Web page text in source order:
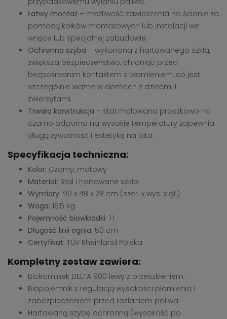
Łatwy montaż – możliwość zawieszenia na ścianie za
pomocą kołków montażowych lub instalacji we
wnęce lub specjalnej zabudowie.
Ochronna szyba – wykonana z hartowanego szkła,
zwiększa bezpieczeństwo, chroniąc przed
bezpośrednim kontaktem z płomieniem, co jest
szczególnie ważne w domach z dziećmi i
zwierzętami.
Trwała konstrukcja – stal malowana proszkowo na
czarno odporna na wysokie temperatury zapewnia
długą żywotność i estetykę na lata.
Specyfikacja techniczna:
Kolor: Czarny, matowy
Materiał: Stal i hartowane szkło
Wymiary: 90 x 48 x 28 cm (szer. x wys. x gł.)
Waga: 16,5 kg
Pojemność biowkładki: 1 l
Długość linii ognia: 50 cm
Certyfikat: TÜV Rheinland Polska
Kompletny zestaw zawiera:
Biokominek DELTA 900 lewy z przeszkleniem.
Biopojemnik z regulacją wysokości płomienia i
zabezpieczeniem przed rozlaniem paliwa.
Hartowaną szybę ochronną (wysokość po